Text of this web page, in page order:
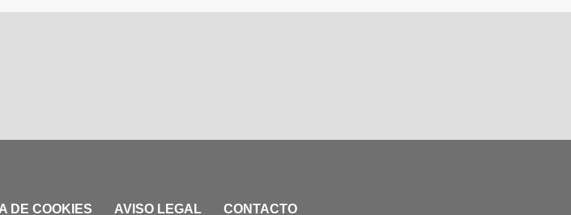
DE COOKIES AVISO LEGAL CONTACTO